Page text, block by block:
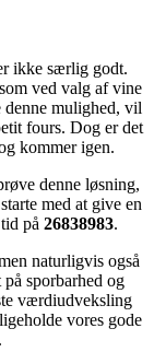
ikke særlig godt.
ved valg af vine
denne mulighed, vil
fours. Dog er det
kommer igen.
denne løsning,
med at give en
på 26838983.
naturligvis også
sporbarhed og
værdiudveksling
vores gode